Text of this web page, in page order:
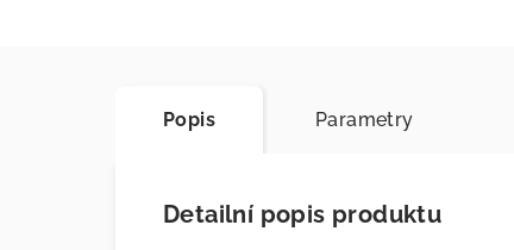
Popis Parametry
Detailní popis produktu